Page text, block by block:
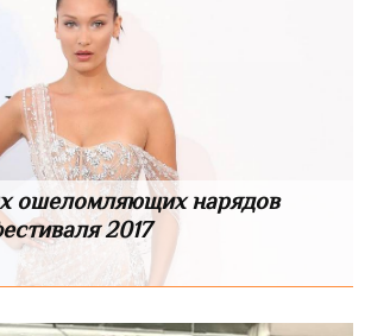
ошеломляющих нарядов
2017